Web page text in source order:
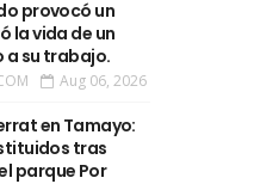
provocó un
la vida de un
a su trabajo.
Aug 06, 2026
en Tamayo:
tras
parque Por